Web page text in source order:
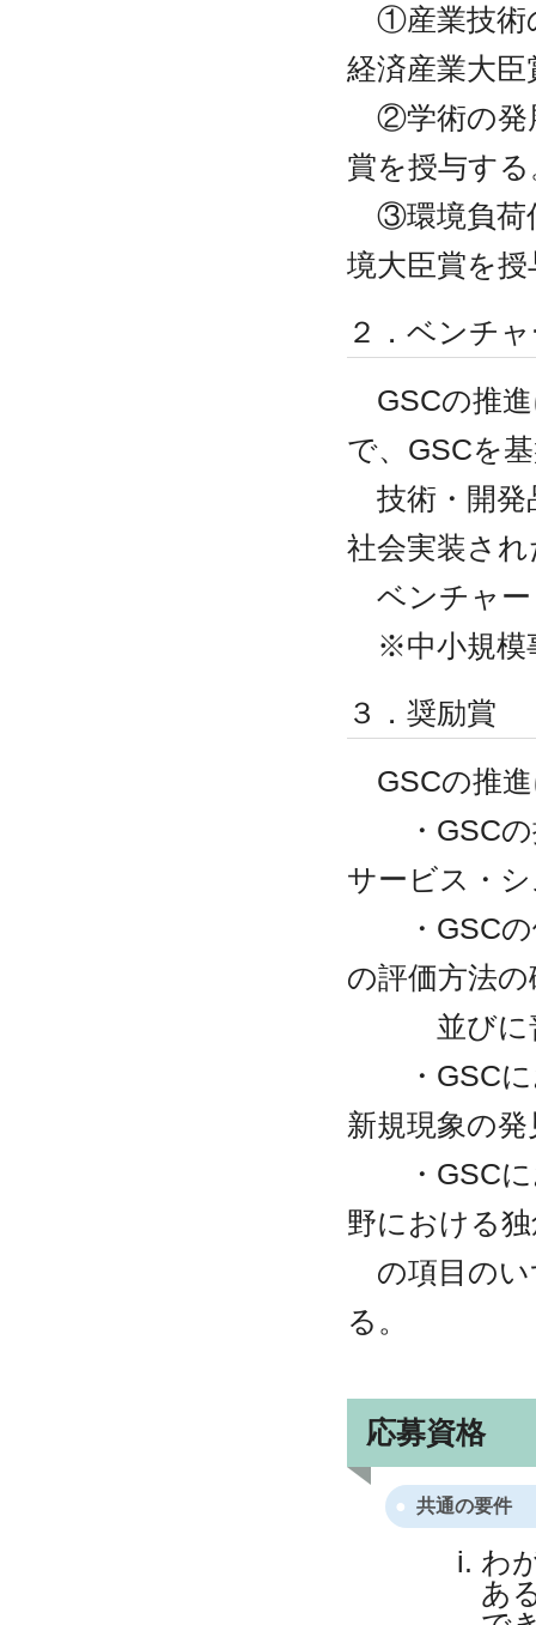
①産業技術
経済産業大
②学術の発
賞を授与する
③環境負荷
境大臣賞を
２．ベンチ
GSCの推進
で、GSCを
技術・開発
社会実装さ
ベンチャー
※中小規模
３．奨励賞
GSCの推進
・GSCの
サービス・
・GSCの
の評価方法
並びに普
・GSCに
新規現象の
・GSCに
野における
の項目のい
る。
応募資格
共通の要件
わ
あ